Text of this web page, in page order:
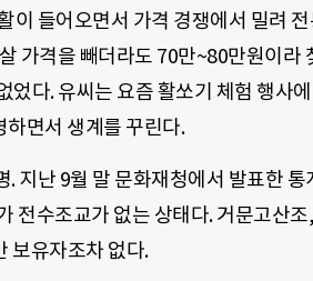
이 들어오면서 가격 경쟁에서 밀려
가격을 빼더라도 70만~80만원이라
다. 유씨는 요즘 활쏘기 체험 행사
하면서 생계를 꾸린다.
지난 9월 말 문화재청에서 발표한
전수조교가 없는 상태다. 거문고산
보유자조차 없다.